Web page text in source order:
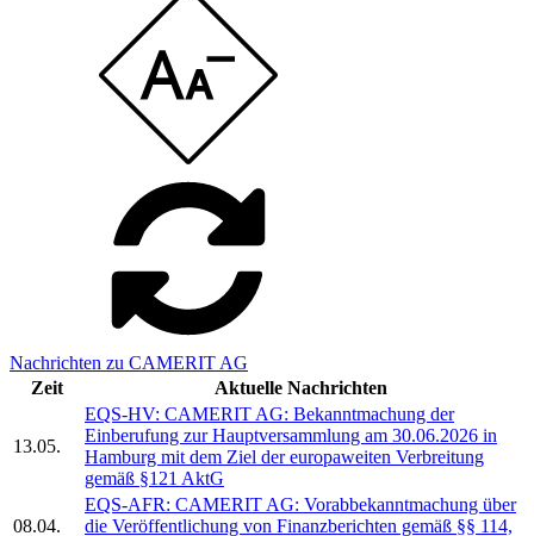
Nachrichten zu CAMERIT AG
Zeit
Aktuelle Nachrichten
13.05.
EQS-HV: CAMERIT AG: Bekanntmachung der
Einberufung zur Hauptversammlung am 30.06.2026 in
Hamburg mit dem Ziel der europaweiten Verbreitung
gemäß §121 AktG
08.04.
EQS-AFR: CAMERIT AG: Vorabbekanntmachung über
die Veröffentlichung von Finanzberichten gemäß §§ 114,